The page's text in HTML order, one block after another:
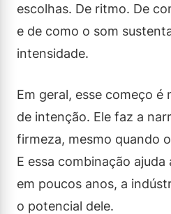
escolhas. De ritmo. De
e de como o som
intensidade.
Em geral, esse começo é
de intenção. Ele faz a
firmeza, mesmo quando
E essa combinação
em poucos anos, a
o potencial dele.